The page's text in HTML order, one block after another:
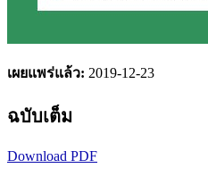
เผยแพร่แล้ว: 2019-12-23
ฉบับเต็ม
Download PDF